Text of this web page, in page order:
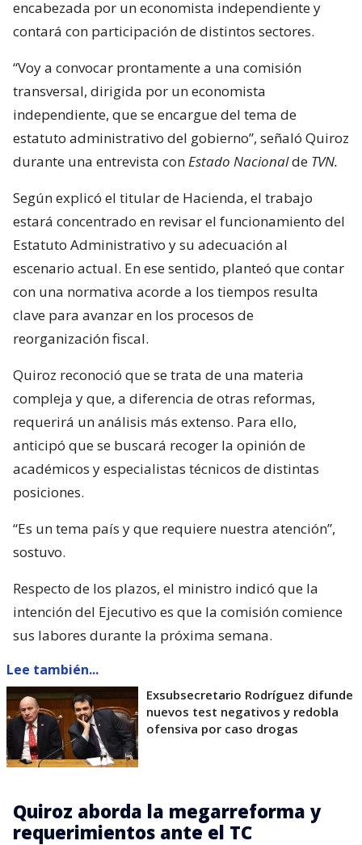
encabezada por un economista independiente y
contará con participación de distintos sectores.
“Voy a convocar prontamente a una comisión
transversal, dirigida por un economista
independiente, que se encargue del tema de
estatuto administrativo del gobierno”, señaló Quiroz
durante una entrevista con Estado Nacionalde TVN.
Según explicó el titular de Hacienda, el trabajo
estará concentrado en revisar el funcionamiento del
Estatuto Administrativo y su adecuación al
escenario actual. En ese sentido, planteó que contar
con una normativa acorde a los tiempos resulta
clave para avanzar en los procesos de
reorganización fiscal.
Quiroz reconoció que se trata de una materia
compleja y que, a diferencia de otras reformas,
requerirá un análisis más extenso. Para ello,
anticipó que se buscará recoger la opinión de
académicos y especialistas técnicos de distintas
posiciones.
“Es un tema país y que requiere nuestra atención”,
sostuvo.
Respecto de los plazos, el ministro indicó que la
intención del Ejecutivo es que la comisión comience
sus labores durante la próxima semana.
Lee también...
Exsubsecretario Rodríguez difunde
nuevos test negativos y redobla
ofensiva por caso drogas
Quiroz aborda la megarreforma y
requerimientos ante el TC